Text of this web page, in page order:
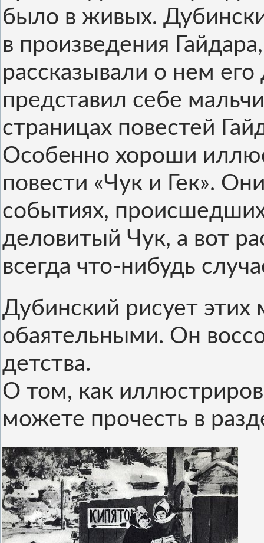
было в живых.
в произведения
рассказывали о нем
представил себе
страницах повестей
Особенно хороши
повести «Чук и Гек».
событиях,
деловитый Чук, а вот
всегда что-нибудь
Дубинский рисует
обаятельными. Он
детства.
О том, как
можете прочесть в